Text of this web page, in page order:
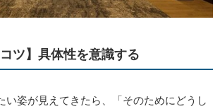
ツ】具体性を意識する
い姿が見えてきたら、「そのためにどうし